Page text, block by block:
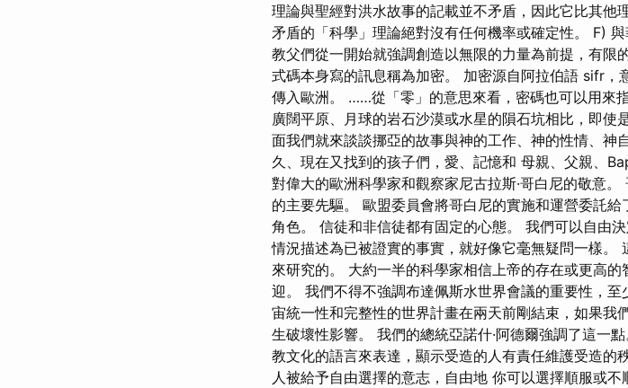
理論與聖經對洪水故事的記載並不矛盾，因此它比其他
矛盾的「科學」理論絕對沒有任何機率或確定性。 F)
教父們從一開始就強調創造以無限的力量為前提，有限
式碼本身寫的訊息稱為加密。 加密源自阿拉伯語 sifr，
傳入歐洲。 ……從「零」的意思來看，密碼也可以用來
廣闊平原、月球的岩石沙漠或水星的隕石坑相比，即
面我們就來談談挪亞的故事與神的工作、神的性情、神
久、現在又找到的孩子們，愛、記憶和 母親、父親、
對偉大的歐洲科學家和觀察家尼古拉斯·哥白尼的敬意
的主要先驅。 歐盟委員會將哥白尼的實施和運營委託
角色。 信徒和非信徒都有固定的心態。 我們可以自由
情況描述為已被證實的事實，就好像它毫無疑問一樣。
來研究的。 大約一半的科學家相信上帝的存在或更高
迎。 我們不得不強調布達佩斯水世界會議的重要性，至
宙統一性和完整性的世界計畫在兩天前剛結束，如果我
生破壞性影響。 我們的總統亞諾什·阿德爾強調了這一
教文化的語言來表達，顯示受造的人有責任維護受造的
人被給予自由選擇的意志，自由地 你可以選擇順服或